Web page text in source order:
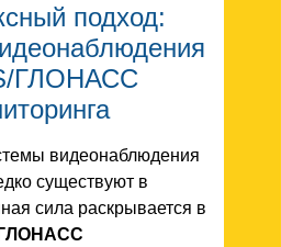
подход:
ГЛОНАСС
видеонаблюдения
существуют в
сила раскрывается в